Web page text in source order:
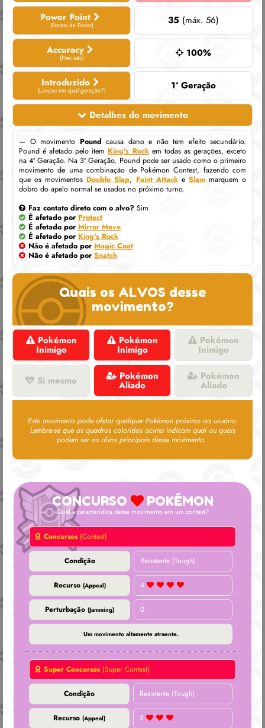
Power Point
(Pontos de Poder) 35 (máx. 56)
Accuracy
(Precisão) 100%
Introduzido
(Lançou em qual geração?) 1ª Geração
Detalhes do movimento
— O movimento Pound causa dano e não tem efeito secundário.
Pound é afetado pelo item King's Rockem todas as gerações, exceto
na 4ª Geração. Na 3ª Geração, Pound pode ser usado como o primeiro
movimento de uma combinação de Pokémon Contest, fazendo com
que os movimentos Double Slap, Faint Attacke Slammarquem o
dobro do apelo normal se usados no próximo turno.
Faz contato direto com o alvo? Sim
É afetado por Protect
É afetado por Mirror Move
É afetado por King's Rock
Não é afetado por Magic Coat
Não é afetado por Snatch
Quais os ALVOS desse
movimento?
Pokémon
Inimigo
Pokémon
Inimigo
Pokémon
Inimigo
Si mesmo Pokémon
Aliado
Pokémon
Aliado
Este movimento pode afetar qualquer Pokémon próximo ao usuário.
Lembre-se que os quadros coloridos acima indicam qual ou quais
podem ser os alvos principais desse movimento.
CONCURSO POKÉMON
Qual a característica desse movimento em um contest?
Concursos(Contest)
Condição Resistente (Tough)
Recurso (Appeal) 4
Perturbação (Jamming) 0
Um movimento altamente atraente.
Super Concursos(Super Contest)
Condição Resistente (Tough)
Recurso (Appeal) 3